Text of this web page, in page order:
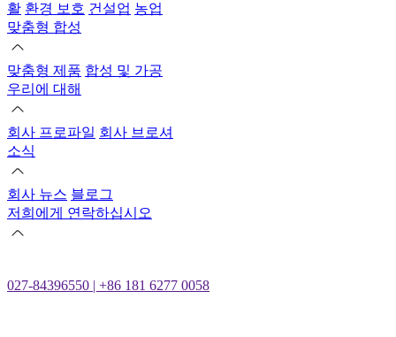
활 환경 보호 건설업 농업
맞춤형 합성
맞춤형 제품 합성 및 가공
우리에 대해
회사 프로파일 회사 브로셔
소식
회사 뉴스 블로그
저희에게 연락하십시오
027-84396550 | +86 181 6277 0058